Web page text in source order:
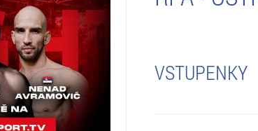
VSTUPENKY